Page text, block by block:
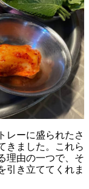
レーに盛られたさ
きました。これら
理由の一つで、そ
引き立ててくれま